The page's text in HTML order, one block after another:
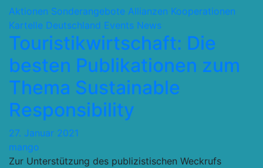
Aktionen Sonderangebote Allianzen Kooperationen
Kartelle Deutschland Events News
Touristikwirtschaft: Die
besten Publikationen zum
Thema Sustainable
Responsibility
27. Januar 2021
mango
Zur Unterstützung des publizistischen Weckrufs